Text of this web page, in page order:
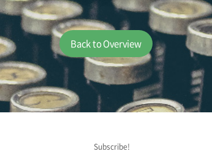
Back to Overview
Subscribe!